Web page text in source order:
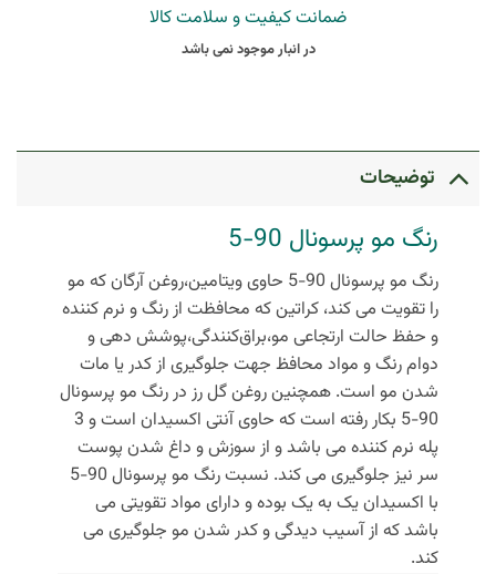
ضمانت کیفیت و سلامت کالا
در انبار موجود نمی باشد
توضیحات
رنگ مو پرسونال 90-5
رنگ مو پرسونال 90-5 حاوی ویتامین،روغن آرگان که مو
را تقویت می‌ کند، کراتین که محافظت از رنگ و نرم‌ کننده
و حفظ حالت ارتجاعی مو،براق‌کنندگی،پوشش‌ دهی و
دوام رنگ و مواد محافظ جهت جلوگیری از کدر یا مات
شدن مو است. همچنین روغن گل رز در رنگ مو پرسونال
90-5 بکار رفته است که حاوی آنتی‌ اکسیدان است و 3
پله نرم‌ کننده می‌ باشد و از سوزش و داغ شدن پوست
سر نیز جلوگیری می‌ کند. نسبت رنگ مو پرسونال 90-5
با اکسیدان یک به یک بوده و دارای مواد تقویتی می‌
باشد که از آسیب دیدگی و کدر شدن مو جلوگیری می‌
کند.